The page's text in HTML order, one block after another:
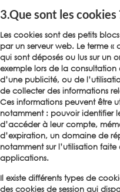
3.Que sont les cookies
Les cookies sont des petits
par un serveur web. Le terme «
qui sont déposés ou lus sur un
exemple lors de la
d’une publicité, ou de
de collecter des informations
Ces informations peuvent être
notamment : pouvoir identifier
d’accéder à leur compte,
d’expiration, un domaine de
notamment sur l’utilisation faite
applications.
Il existe différents types de
des cookies de session qui